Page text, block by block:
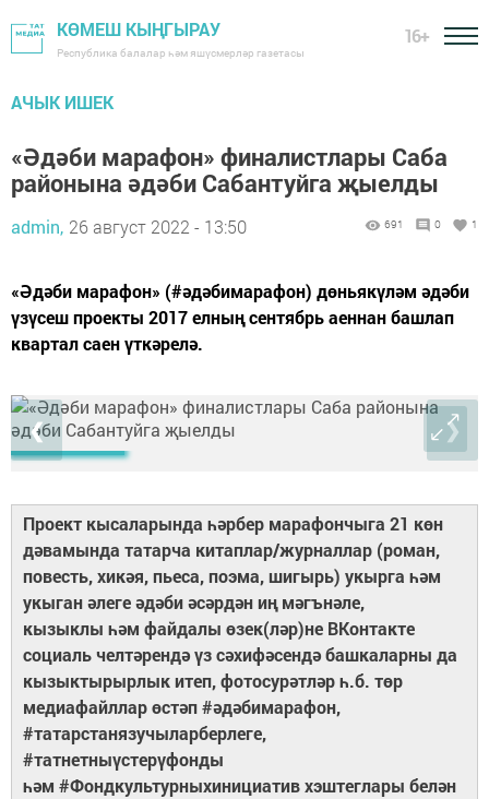
КӨМЕШ КЫҢГЫРАУ
Республика балалар һәм яшүсмерләр газетасы
16+
АЧЫК ИШЕК
«Әдәби марафон» финалистлары Саба
районына әдәби Сабантуйга җыелды
admin, 26 август 2022 - 13:50 691 0 1
«Әдәби марафон» (#әдәбимарафон) дөньякүләм әдәби
үзүсеш проекты 2017 елның сентябрь аеннан башлап
квартал саен үткәрелә.
❮ ❯
Проект кысаларында һәрбер марафончыга 21 көн
дәвамында татарча китаплар/журналлар (роман,
повесть, хикәя, пьеса, поэма, шигырь) укырга һәм
укыган әлеге әдәби әсәрдән иң мәгънәле,
кызыклы һәм файдалы өзек(ләр)не ВКонтакте
социаль челтәрендә үз сәхифәсендә башкаларны да
кызыктырырлык итеп, фотосурәтләр һ.б. төр
медиафайллар өстәп #әдәбимарафон,
#татарстанязучыларберлеге,
#татнетныүстерүфонды
һәм #Фондкультурныхинициатив хэштеглары белән